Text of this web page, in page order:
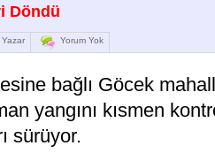
Döndü
Yorum Yok
bağlı Göcek
yangını kısmen
sürüyor.